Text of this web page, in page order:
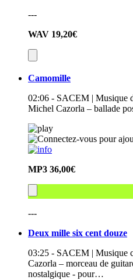
---
WAV 19,20€
Camomille
02:06 - SACEM | Musique
Michel Cazorla – ballade
MP3 36,00€
---
Deux mille six cent douze
03:25 - SACEM | Musique
Cazorla – morceau de
nostalgique - pour…